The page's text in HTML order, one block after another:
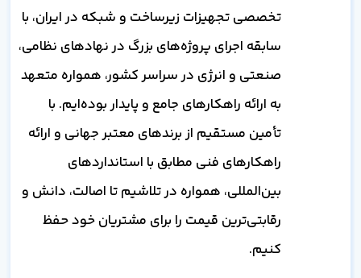
تخصصی تجهیزات زیرساخت و شبکه در ایران، با
سابقه اجرای پروژه‌های بزرگ در نهادهای نظامی،
صنعتی و انرژی در سراسر کشور، همواره متعهد
به ارائه راهکارهای جامع و پایدار بوده‌ایم. با
تأمین مستقیم از برندهای معتبر جهانی و ارائه
راهکارهای فنی مطابق با استانداردهای
بین‌المللی، همواره در تلاشیم تا اصالت، دانش و
رقابتی‌ترین قیمت را برای مشتریان خود حفظ
کنیم.